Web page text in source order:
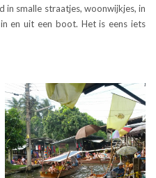
in smalle straatjes, woonwijkjes, in
en uit een boot. Het is eens iets